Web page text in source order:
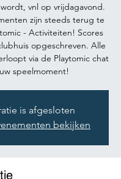
vnl op vrijdagavond.
zijn steeds terug te
- Activiteiten! Scores
opgeschreven. Alle
via de Playtomic chat
speelmoment!
is afgesloten
bekijken